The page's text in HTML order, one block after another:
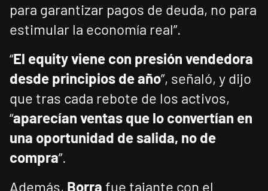
para garantizar pagos de deuda, no para
estimular la economía real”.
“El equity viene con presión vendedora
desde principios de año”, señaló, y dijo
que tras cada rebote de los activos,
“aparecían ventas que lo convertían en
una oportunidad de salida, no de
compra”.
Además, Borra fue tajante con el